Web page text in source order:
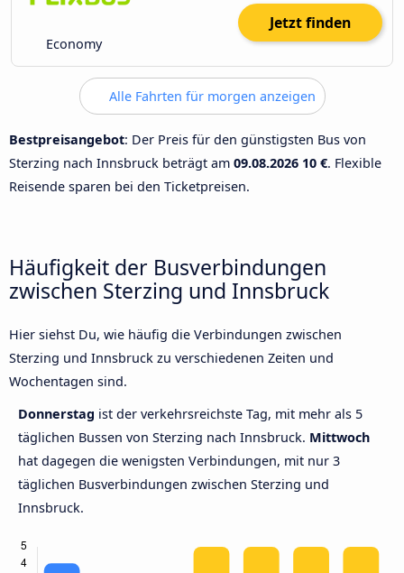
Economy
Jetzt finden
Alle Fahrten für morgen anzeigen
Bestpreisangebot: Der Preis für den günstigsten Bus von
Sterzing nach Innsbruck beträgt am 09.08.2026 10 €. Flexible
Reisende sparen bei den Ticketpreisen.
Häufigkeit der Busverbindungen
zwischen Sterzing und Innsbruck
Hier siehst Du, wie häufig die Verbindungen zwischen
Sterzing und Innsbruck zu verschiedenen Zeiten und
Wochentagen sind.
Donnerstag ist der verkehrsreichste Tag, mit mehr als 5
täglichen Bussen von Sterzing nach Innsbruck. Mittwoch
hat dagegen die wenigsten Verbindungen, mit nur 3
täglichen Busverbindungen zwischen Sterzing und
Innsbruck.